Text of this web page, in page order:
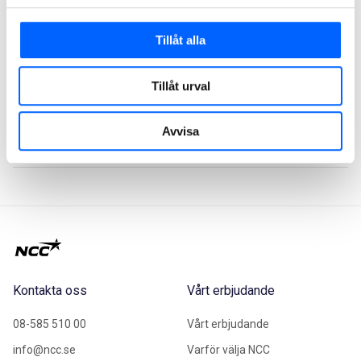
Tillåt alla
Tillåt urval
Avvisa
PDF NCC emitterar gröna företagsobligationer
2024-03-26 09:00
Kontakta oss
08-585 510 00
info@ncc.se
Vårt erbjudande
Vårt erbjudande
Varför välja NCC